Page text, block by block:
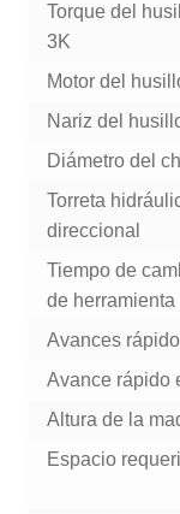
Torque del
3K
Motor del
Nariz del
Diámetro del
Torreta
direccional
Tiempo de
de herramienta
Avances
Avance rápido
Altura de la
Espacio